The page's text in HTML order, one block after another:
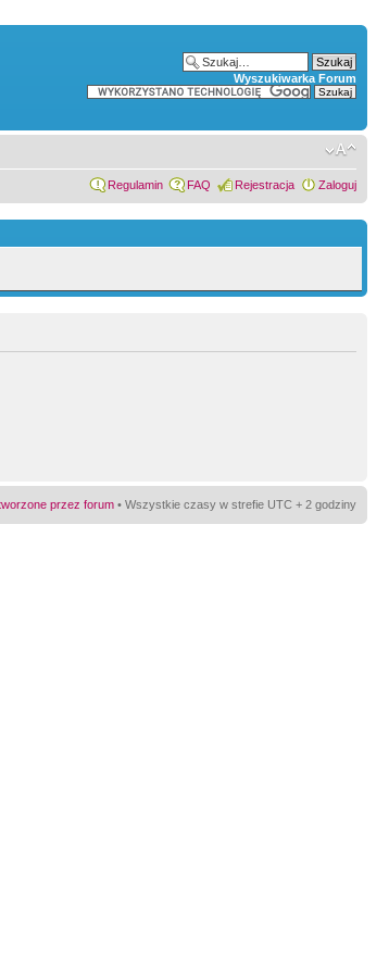
Wyszukiwarka Forum
Regulamin FAQ Rejestracja Zaloguj
przez forum • Wszystkie czasy w strefie UTC + 2 godziny